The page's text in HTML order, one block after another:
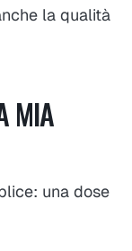
la qualità
MIA
una dose